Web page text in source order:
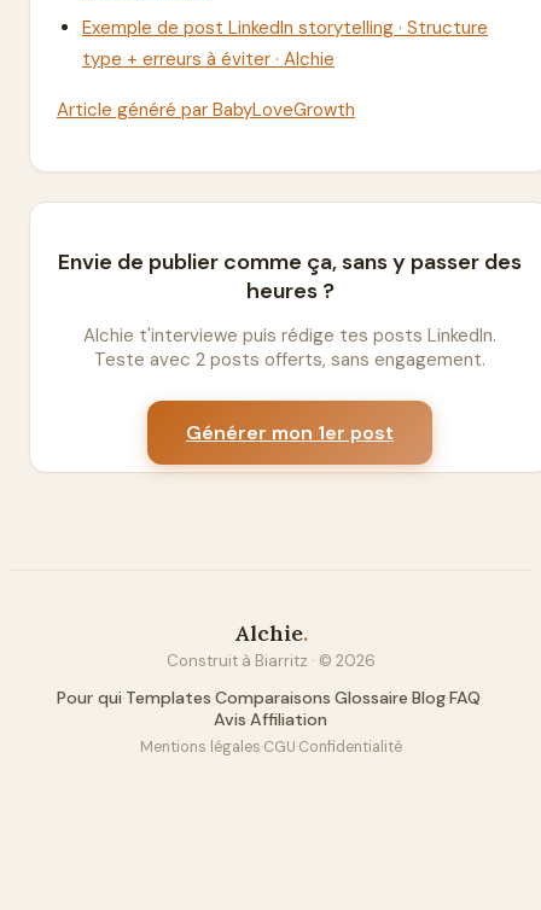
Exemple de post LinkedIn storytelling · Structure
type + erreurs à éviter · Alchie
Article généré par BabyLoveGrowth
Envie de publier comme ça, sans y passer des
heures ?
Alchie t'interviewe puis rédige tes posts LinkedIn.
Teste avec 2 posts offerts, sans engagement.
Générer mon 1er post
Alchie.
Construit à Biarritz · © 2026
Pour qui·Templates·Comparaisons·Glossaire·Blog·FAQ·
Avis·Affiliation
Mentions légales·CGU·Confidentialité